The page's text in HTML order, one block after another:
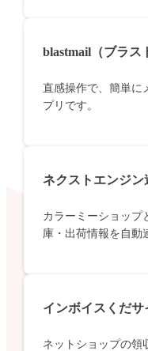
blastmail（ブラス
直感操作で、簡単に
プリです。
ネクストエンジン
カラーミーショップ
庫・出荷情報を自動
インボイスくだ
ネットショップの領